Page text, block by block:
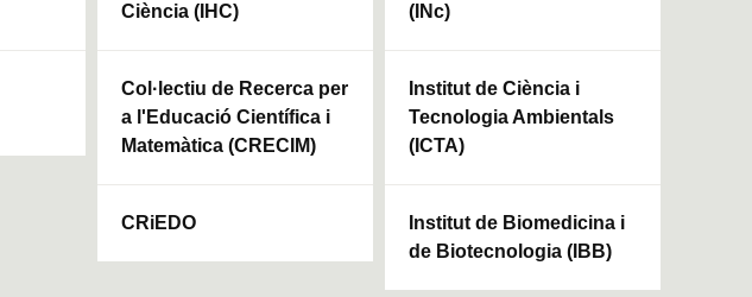
Ciència (IHC)
Col·lectiu de Recerca per
a l'Educació Científica i
Matemàtica (CRECIM)
CRiEDO
(INc)
Institut de Ciència i
Tecnologia Ambientals
(ICTA)
Institut de Biomedicina i
de Biotecnologia (IBB)